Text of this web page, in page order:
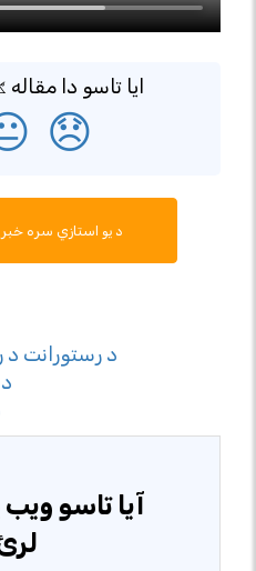
ایا تاسو دا
😞
د یو استازي سره
- د رستورانت
-
آیا تاسو ویب